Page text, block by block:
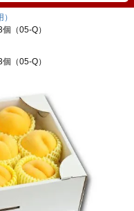
（05-Q）
（05-Q）